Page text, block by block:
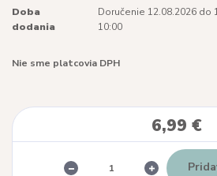
Doba
dodania
Doručenie 12.08.2026
10:00
Nie sme platcovia DPH
6,99 €